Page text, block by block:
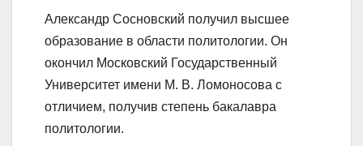
Александр Сосновский получил высшее
образование в области политологии. Он
окончил Московский Государственный
Университет имени М. В. Ломоносова с
отличием, получив степень бакалавра
политологии.